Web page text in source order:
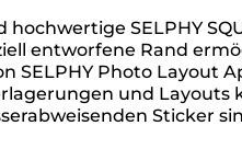
SELPHY
entworfene Rand
SELPHY Photo
und Layouts
Sticker